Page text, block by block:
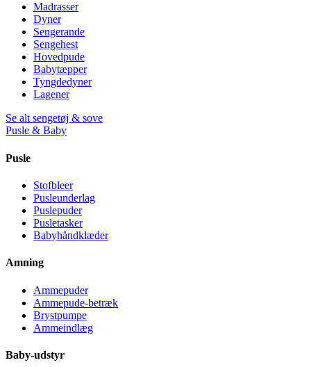
Madrasser
Dyner
Sengerande
Sengehest
Hovedpude
Babytæpper
Tyngdedyner
Lagener
Se alt sengetøj & sove
Pusle & Baby
Pusle
Stofbleer
Pusleunderlag
Puslepuder
Pusletasker
Babyhåndklæder
Amning
Ammepuder
Ammepude-betræk
Brystpumpe
Ammeindlæg
Baby-udstyr